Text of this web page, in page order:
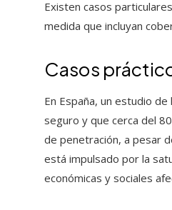
Existen casos
medida que incluyan
Casos
En España, un estudio
seguro y que cerca del
de penetración, a pesar
está impulsado por la
económicas y sociales